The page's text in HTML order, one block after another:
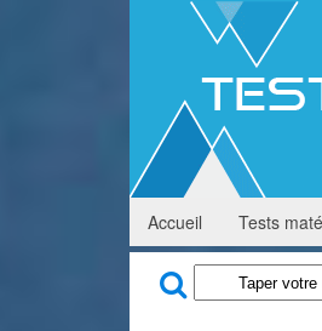
Accueil Tests